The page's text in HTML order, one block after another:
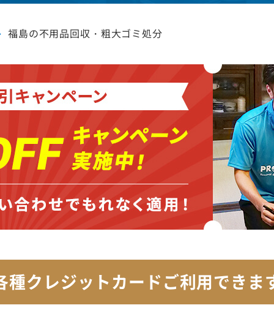
福島の不用品回収・粗大ゴミ処分
種クレジットカードご利用できま